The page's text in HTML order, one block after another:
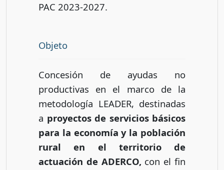
PAC 2023-2027.
Objeto
Concesión de ayudas no
productivas en el marco de la
metodología LEADER, destinadas
a proyectos de servicios básicos
para la economía y la población
rural en el territorio de
actuación de ADERCO, con el fin